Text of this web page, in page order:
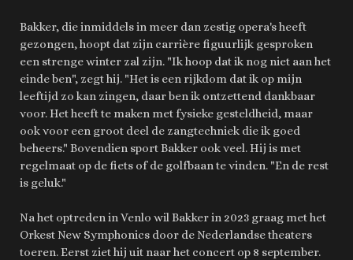
Bakker, die inmiddels in meer dan zestig opera's heeft
gezongen, hoopt dat zijn carrière figuurlijk gesproken
een strenge winter zal zijn. "Ik hoop dat ik nog niet aan het
einde ben", zegt hij. "Het is een rijkdom dat ik op mijn
leeftijd zo kan zingen, daar ben ik ontzettend dankbaar
voor. Het heeft te maken met fysieke gesteldheid, maar
ook voor een groot deel de zangtechniek die ik goed
beheers." Bovendien sport Bakker ook veel. Hij is met
regelmaat op de fiets of de golfbaan te vinden. "En de rest
is geluk."
Na het optreden in Venlo wil Bakker in 2023 graag met het
Orkest New Symphonics door de Nederlandse theaters
toeren. Eerst ziet hij uit naar het concert op 8 september.